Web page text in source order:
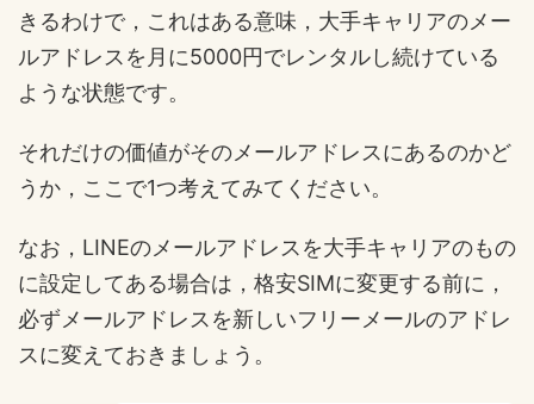
きるわけで，これはある意味，大手キャリアのメー
ルアドレスを月に5000円でレンタルし続けている
ような状態です。
それだけの価値がそのメールアドレスにあるのかど
うか，ここで1つ考えてみてください。
なお，LINEのメールアドレスを大手キャリアのもの
に設定してある場合は，格安SIMに変更する前に，
必ずメールアドレスを新しいフリーメールのアドレ
スに変えておきましょう。